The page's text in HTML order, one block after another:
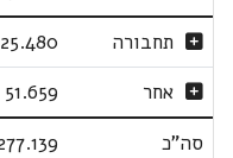
תחבורה
אחר
51.659
סה"כ